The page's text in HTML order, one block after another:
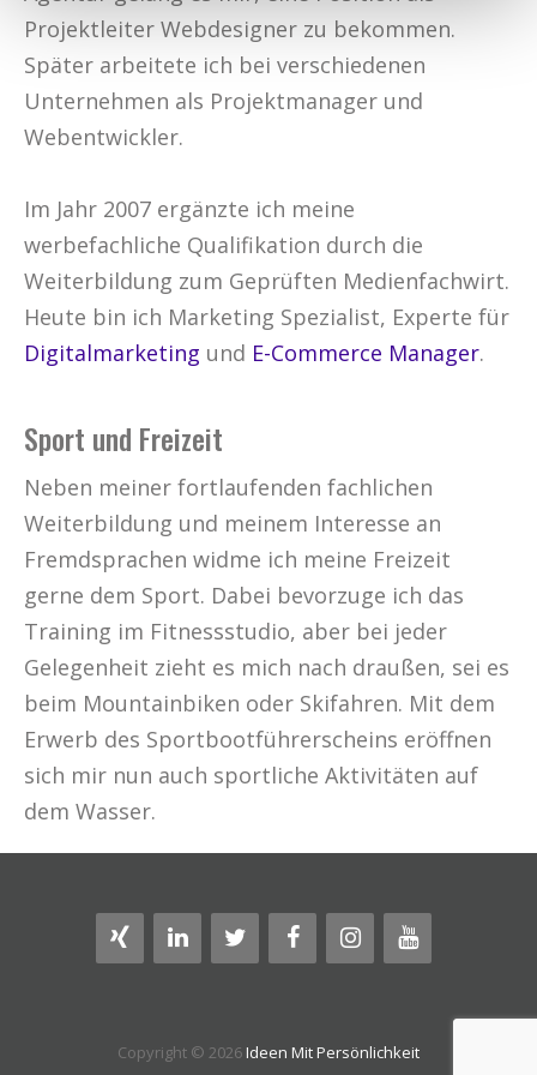
Projektleiter Webdesigner zu bekommen.
Später arbeitete ich bei verschiedenen
Unternehmen als Projektmanager und
Webentwickler.
Im Jahr 2007 ergänzte ich meine
werbefachliche Qualifikation durch die
Weiterbildung zum Geprüften Medienfachwirt.
Heute bin ich Marketing Spezialist, Experte für
Digitalmarketing und E-Commerce Manager.
Sport und Freizeit
Neben meiner fortlaufenden fachlichen
Weiterbildung und meinem Interesse an
Fremdsprachen widme ich meine Freizeit
gerne dem Sport. Dabei bevorzuge ich das
Training im Fitnessstudio, aber bei jeder
Gelegenheit zieht es mich nach draußen, sei es
beim Mountainbiken oder Skifahren. Mit dem
Erwerb des Sportbootführerscheins eröffnen
sich mir nun auch sportliche Aktivitäten auf
dem Wasser.
Copyright © 2026Ideen Mit Persönlichkeit